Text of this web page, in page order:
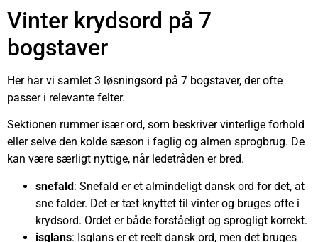
Vinter krydsord på 7
bogstaver
Her har vi samlet 3 løsningsord på 7 bogstaver, der ofte
passer i relevante felter.
Sektionen rummer især ord, som beskriver vinterlige forhold
eller selve den kolde sæson i faglig og almen sprogbrug. De
kan være særligt nyttige, når ledetråden er bred.
snefald: Snefald er et almindeligt dansk ord for det, at
sne falder. Det er tæt knyttet til vinter og bruges ofte i
krydsord. Ordet er både forståeligt og sprogligt korrekt.
isglans: Isglans er et reelt dansk ord, men det bruges